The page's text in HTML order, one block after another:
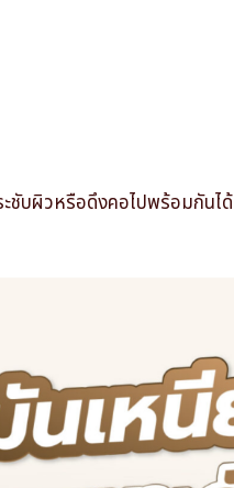
ชับผิวหรือดึงคอไปพร้อมกันได้